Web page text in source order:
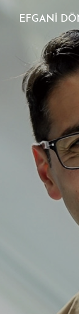
EFGANİ